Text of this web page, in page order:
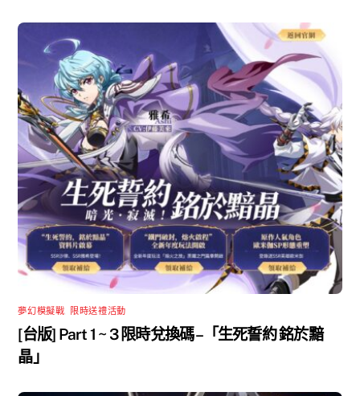
夢幻模擬戰 限時送禮活動
[台版] Part 1 ~ 3 限時兌換碼 –「生死誓約 銘於黯
晶」